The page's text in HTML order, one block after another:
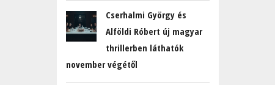
Cserhalmi György és
Alföldi Róbert új magyar
thrillerben láthatók
november végétől